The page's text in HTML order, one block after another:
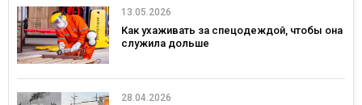
13.05.2026
Как ухаживать за спецодеждой, чтобы она
служила дольше
28.04.2026